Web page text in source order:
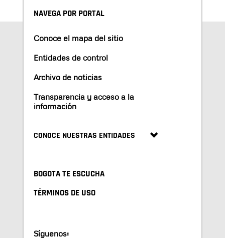
NAVEGA POR PORTAL
Conoce el mapa del sitio
Entidades de control
Archivo de noticias
Transparencia y acceso a la
información
CONOCE NUESTRAS ENTIDADES
BOGOTA TE ESCUCHA
TÉRMINOS DE USO
Síguenos: